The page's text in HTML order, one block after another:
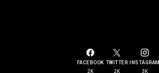
FACEBOOK
2K
TWITTER
2K
INSTAGRAM
3K